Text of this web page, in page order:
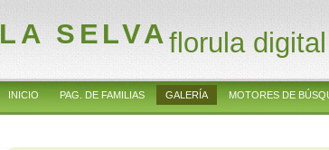
LA SELVAflorula digital
INICIO PAG. DE FAMILIAS GALERÍA MOTORES DE